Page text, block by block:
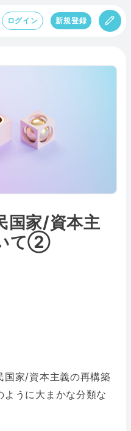
ログイン 新規登録
国家/資本主
て②
国家/資本主義の再構築
ように大まかな分類な